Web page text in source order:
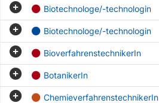
Biotechnologe/-technologin
Biotechnologe/-technologin
BioverfahrenstechnikerIn
BotanikerIn
ChemieverfahrenstechnikerIn